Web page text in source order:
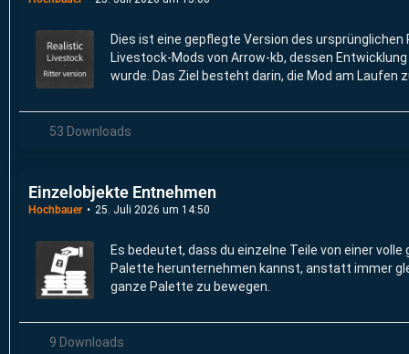
Dies ist eine gepflegte Version des ursprünglichen
Livestock-Mods von Arrow-kb, dessen
wurde. Das Ziel besteht darin, die Mod am Laufen
vorzunehmen.
53 Downloads
Einzelobjekte Entnehmen
Hochbauer 25. Juli 2026 um 14:50
Es bedeutet, dass du einzelne Teile von einer volle
Palette herunternehmen kannst, anstatt immer
ganze Palette zu bewegen.
9 Downloads